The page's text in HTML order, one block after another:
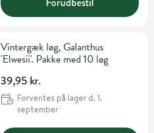
Vintergæk løg, Galanthus
'Elwesii'. Pakke med 10 løg
39,95 kr.
Forventes på lager d. 1.
september